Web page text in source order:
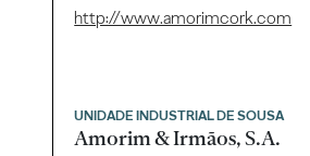
http://www.amorimcork.com
UNIDADE INDUSTRIAL DE SOUSA
Amorim & Irmãos, S.A.